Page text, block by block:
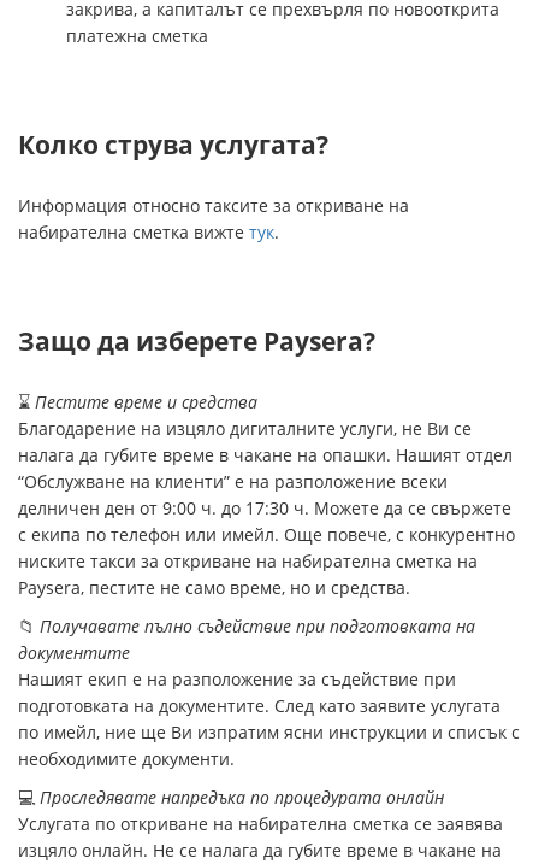
закрива, а капиталът се прехвърля по новооткрита
платежна сметка
Колко струва услугата?
Информация относно таксите за откриване на
набирателна сметка вижте тук.
Защо да изберете Paysera?
⌛ Пестите време и средства
Благодарение на изцяло дигиталните услуги, не Ви се
налага да губите време в чакане на опашки. Нашият отдел
“Обслужване на клиенти” е на разположение всеки
делничен ден от 9:00 ч. до 17:30 ч. Можете да се свържете
с екипа по телефон или имейл. Още повече, с конкурентно
ниските такси за откриване на набирателна сметка на
Paysera, пестите не само време, но и средства.
📁 Получавате пълно съдействие при подготовката на
документите
Нашият екип е на разположение за съдействие при
подготовката на документите. След като заявите услугата
по имейл, ние ще Ви изпратим ясни инструкции и списък с
необходимите документи.
💻 Проследявате напредъка по процедурата онлайн
Услугата по откриване на набирателна сметка се заявява
изцяло онлайн. Не се налага да губите време в чакане на